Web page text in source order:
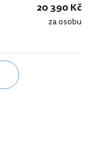
20 390 Kč
za osobu